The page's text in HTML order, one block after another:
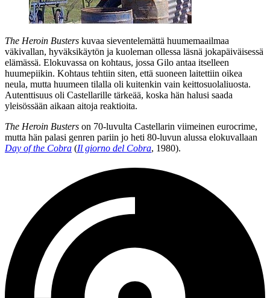
The Heroin Busters kuvaa sieventelemättä huumemaailmaa
väkivallan, hyväksikäytön ja kuoleman ollessa läsnä jokapäiväisessä
elämässä. Elokuvassa on kohtaus, jossa Gilo antaa itselleen
huumepiikin. Kohtaus tehtiin siten, että suoneen laitettiin oikea
neula, mutta huumeen tilalla oli kuitenkin vain keittosuolaliuosta.
Autenttisuus oli Castellarille tärkeää, koska hän halusi saada
yleisössään aikaan aitoja reaktioita.
The Heroin Busters on 70‑luvulta Castellarin viimeinen eurocrime,
mutta hän palasi genren pariin jo heti 80‑luvun alussa elokuvallaan
Day of the Cobra (Il giorno del Cobra, 1980).